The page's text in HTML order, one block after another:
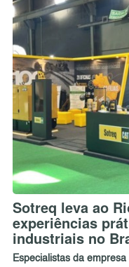
Sotreq leva ao
experiências
industriais no
Especialistas da